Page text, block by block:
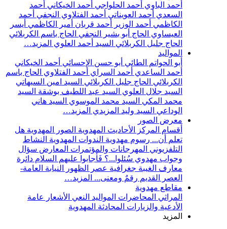
أحمد الباوي أحمد الحلواجي أحمد الخيكاني أحمد
السعدي أحمد العويناتي أحمد الفتلاوي النجفي أحمد
الكاظمي أحمد الوزير أحمد قربان أمير الكاظمي أيسر
العيساوي الحاج أبو بشير النجفي الحاج باسم الكربلائي
الحاج جليل الكربلائي السيد أحمد العلوي المزيد…
المواليد
أبو الحواتم الطائي أبو حسن الإحسائي أحمد الخيكاني
أحمد الساعدي أحمد السراي أحمد الفتلاوي الحاج باسم
الكربلائي الحاج جليل الكربلائي السيد امين السيهاتي
السيد جلال العلوي السيد عبد اللطيف بوشقة السيد
محمد المكي السيد محمد الموسوي السيد هاني
الوداعي السيد وليد المزيدي المزيد…
معرض الصور
أقسام المركز
الأحاديث المهدوية الصور المهدوية هل
تعلم أن... رسوم مهدوية الندوات المهدوية النشاط
التلفزيوني المهرجانات والمؤتمرات المعارض سؤال
وجواب مهدوي سُئلوا...؟ فَأجابوا عليهم السلام دائرة
معارف الغيبة جغرافية عصر الظهور
النيابة العامة-
العصر القديم رقمٌ ومعنى... المزيد…
مقاطع مهدوية
المراثي المحاضرات المواليد النعي الأشعار
عامة
الأدعية والزيارات المحادثة المهدوية
المزيد